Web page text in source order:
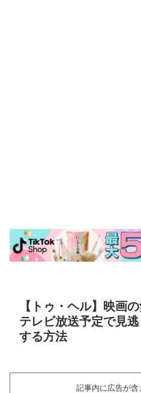
【トゥ・ヘル】映画
テレビ放送予定で見
する方法
記事内に広告が含